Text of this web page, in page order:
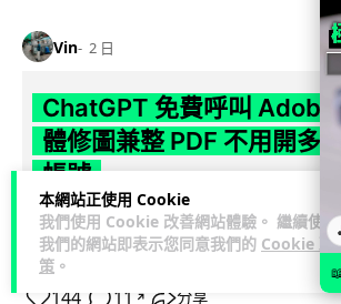
本網站正使用 Cookie
我們使用 Cookie 改善網站體驗。 繼續使用
我們的網站即表示您同意我們的 Cookie 政
策 。
Vin 2 日
ChatGPT 免費呼叫 Adobe
體修圖兼整 PDF 不用開多
帳號
Adobe 宣布推出全新統一版 Adobe for
去年推出三個獨立 connector，將
144 11 ↗ 分享